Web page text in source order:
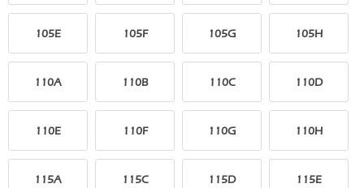
105E 105F 105G 105H
110A 110B 110C 110D
110E 110F 110G 110H
115A 115C 115D 115E